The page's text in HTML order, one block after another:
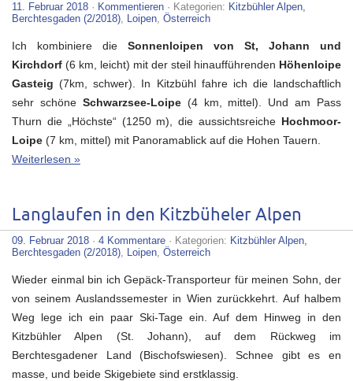
11. Februar 2018 · Kommentieren · Kategorien: Kitzbühler Alpen,
Berchtesgaden (2/2018), Loipen, Österreich
Ich kombiniere die Sonnenloipen von St, Johann und
Kirchdorf (6 km, leicht) mit der steil hinaufführenden Höhenloipe
Gasteig (7km, schwer). In Kitzbühl fahre ich die landschaftlich
sehr schöne Schwarzsee-Loipe(4 km, mittel). Und am Pass
Thurn die „Höchste“ (1250 m), die aussichtsreiche Hochmoor-
Loipe (7 km, mittel) mit Panoramablick auf die Hohen Tauern.
Weiterlesen »
Langlaufen in den Kitzbüheler Alpen
09. Februar 2018 · 4 Kommentare · Kategorien: Kitzbühler Alpen,
Berchtesgaden (2/2018), Loipen, Österreich
Wieder einmal bin ich Gepäck-Transporteur für meinen Sohn, der
von seinem Auslandssemester in Wien zurückkehrt. Auf halbem
Weg lege ich ein paar Ski-Tage ein. Auf dem Hinweg in den
Kitzbühler Alpen (St. Johann), auf dem Rückweg im
Berchtesgadener Land (Bischofswiesen). Schnee gibt es en
masse, und beide Skigebiete sind erstklassig.